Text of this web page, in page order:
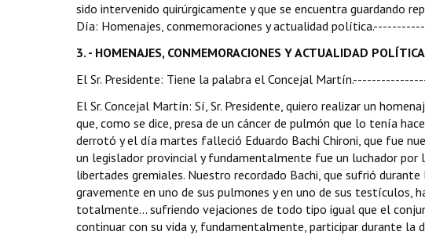
sido intervenido quirúrgicamente y que se encuentra guardando
Día: Homenajes, conmemoraciones y actualidad
3. - HOMENAJES, CONMEMORACIONES Y ACTUALIDAD
El Sr. Presidente: Tiene la palabra el Concejal
El Sr. Concejal Martín: Sí, Sr. Presidente, quiero realizar un
que, como se dice, presa de un cáncer de pulmón que lo tenía
derrotó y el día martes falleció Eduardo Bachi Chironi, que fue
un legislador provincial y fundamentalmente fue un luchador
libertades gremiales. Nuestro recordado Bachi, que sufrió
gravemente en uno de sus pulmones y en uno de sus testículos,
totalmente... sufriendo vejaciones de todo tipo igual que el
continuar con su vida y, fundamentalmente, participar durante la